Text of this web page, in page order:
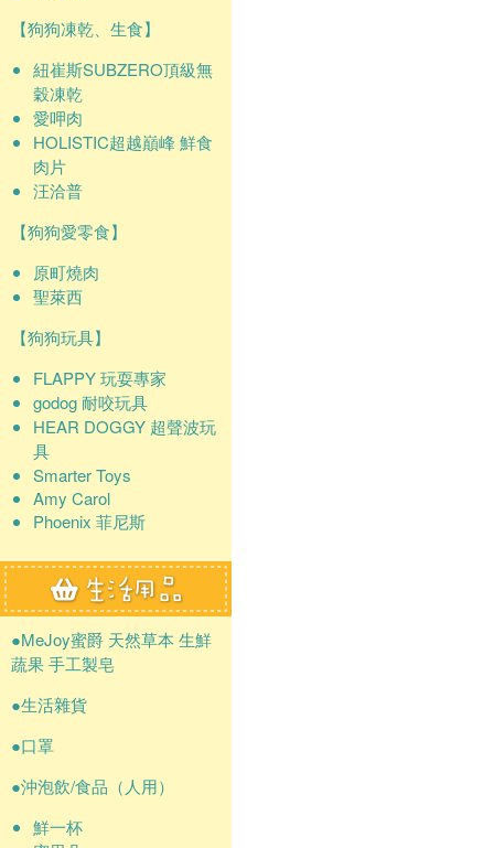
【狗狗凍乾、生食】
紐崔斯SUBZERO頂級無
穀凍乾
愛呷肉
HOLISTIC超越巔峰 鮮食
肉片
汪洽普
【狗狗愛零食】
原町燒肉
聖萊西
【狗狗玩具】
FLAPPY 玩耍專家
godog 耐咬玩具
HEAR DOGGY 超聲波玩
具
Smarter Toys
Amy Carol
Phoenix 菲尼斯
●MeJoy蜜爵 天然草本 生鮮
蔬果 手工製皂
●生活雜貨
●口罩
●沖泡飲/食品（人用）
鮮一杯